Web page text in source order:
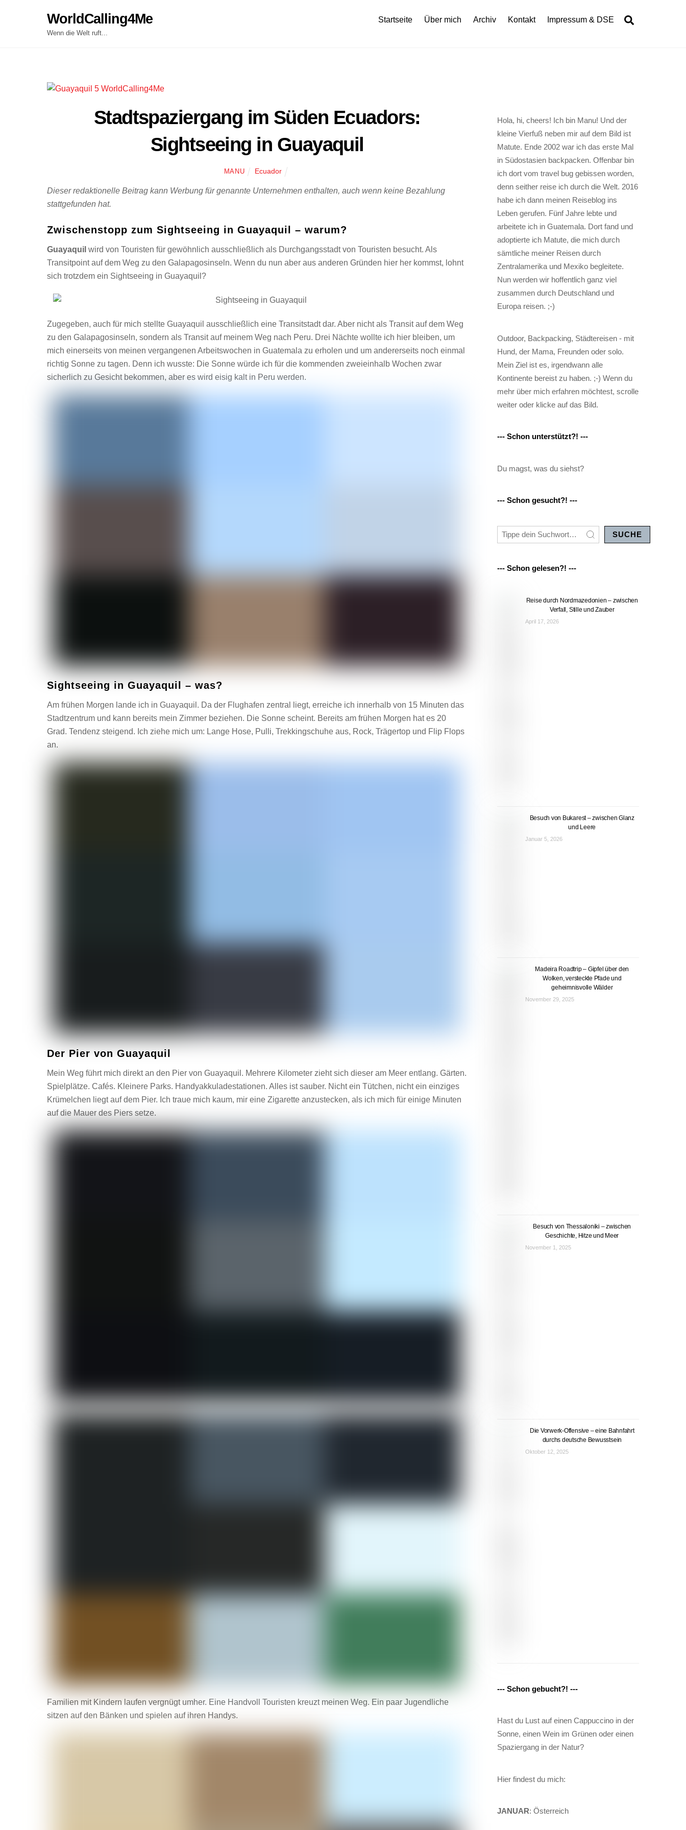
WorldCalling4Me
Wenn die Welt ruft...
Startseite Über mich Archiv Kontakt Impressum & DSE
Stadtspaziergang im Süden Ecuadors:
Sightseeing in Guayaquil
MANU Ecuador
Dieser redaktionelle Beitrag kann Werbung für genannte Unternehmen enthalten, auch wenn keine Bezahlung
stattgefunden hat.
Zwischenstopp zum Sightseeing in Guayaquil – warum?
Guayaquil wird von Touristen für gewöhnlich ausschließlich als Durchgangsstadt von Touristen besucht. Als
Transitpoint auf dem Weg zu den Galapagosinseln. Wenn du nun aber aus anderen Gründen hier her kommst, lohnt
sich trotzdem ein Sightseeing in Guayaquil?
Zugegeben, auch für mich stellte Guayaquil ausschließlich eine Transitstadt dar. Aber nicht als Transit auf dem Weg
zu den Galapagosinseln, sondern als Transit auf meinem Weg nach Peru. Drei Nächte wollte ich hier bleiben, um
mich einerseits von meinen vergangenen Arbeitswochen in Guatemala zu erholen und um andererseits noch einmal
richtig Sonne zu tagen. Denn ich wusste: Die Sonne würde ich für die kommenden zweieinhalb Wochen zwar
sicherlich zu Gesicht bekommen, aber es wird eisig kalt in Peru werden.
Sightseeing in Guayaquil – was?
Am frühen Morgen lande ich in Guayaquil. Da der Flughafen zentral liegt, erreiche ich innerhalb von 15 Minuten das
Stadtzentrum und kann bereits mein Zimmer beziehen. Die Sonne scheint. Bereits am frühen Morgen hat es 20
Grad. Tendenz steigend. Ich ziehe mich um: Lange Hose, Pulli, Trekkingschuhe aus, Rock, Trägertop und Flip Flops
an.
Der Pier von Guayaquil
Mein Weg führt mich direkt an den Pier von Guayaquil. Mehrere Kilometer zieht sich dieser am Meer entlang. Gärten.
Spielplätze. Cafés. Kleinere Parks. Handyakkuladestationen. Alles ist sauber. Nicht ein Tütchen, nicht ein einziges
Krümelchen liegt auf dem Pier. Ich traue mich kaum, mir eine Zigarette anzustecken, als ich mich für einige Minuten
auf die Mauer des Piers setze.
Familien mit Kindern laufen vergnügt umher. Eine Handvoll Touristen kreuzt meinen Weg. Ein paar Jugendliche
sitzen auf den Bänken und spielen auf ihren Handys.
Hola, hi, cheers! Ich bin Manu! Und der
kleine Vierfuß neben mir auf dem Bild ist
Matute. Ende 2002 war ich das erste Mal
in Südostasien backpacken. Offenbar bin
ich dort vom travel bug gebissen worden,
denn seither reise ich durch die Welt. 2016
habe ich dann meinen Reiseblog ins
Leben gerufen. Fünf Jahre lebte und
arbeitete ich in Guatemala. Dort fand und
adoptierte ich Matute, die mich durch
sämtliche meiner Reisen durch
Zentralamerika und Mexiko begleitete.
Nun werden wir hoffentlich ganz viel
zusammen durch Deutschland und
Europa reisen. ;-)
Outdoor, Backpacking, Städtereisen - mit
Hund, der Mama, Freunden oder solo.
Mein Ziel ist es, irgendwann alle
Kontinente bereist zu haben. ;-) Wenn du
mehr über mich erfahren möchtest, scrolle
weiter oder klicke auf das Bild.
--- Schon unterstützt?! ---
Du magst, was du siehst?
--- Schon gesucht?! ---
SUCHE
--- Schon gelesen?! ---
Reise durch Nordmazedonien – zwischen
Verfall, Stille und Zauber
April 17, 2026
Besuch von Bukarest – zwischen Glanz
und Leere
Januar 5, 2026
Madeira Roadtrip – Gipfel über den
Wolken, versteckte Pfade und
geheimnisvolle Wälder
November 29, 2025
Besuch von Thessaloniki – zwischen
Geschichte, Hitze und Meer
November 1, 2025
Die Vorwerk-Offensive – eine Bahnfahrt
durchs deutsche Bewusstsein
Oktober 12, 2025
--- Schon gebucht?! ---
Hast du Lust auf einen Cappuccino in der
Sonne, einen Wein im Grünen oder einen
Spaziergang in der Natur?
Hier findest du mich:
JANUAR: Österreich